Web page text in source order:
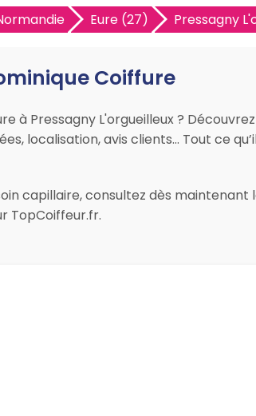
Eure (27) Pressagny
Coiffure
à Pressagny L'orgueilleux ?
localisation, avis clients… Tout ce
capillaire, consultez dès
TopCoiffeur.fr.